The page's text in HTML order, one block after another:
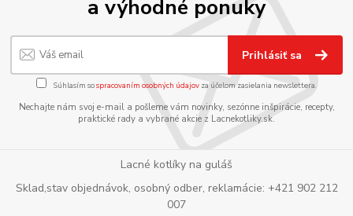
a výhodné ponuky
Prihlásiť sa
Súhlasím sospracovaním osobných údajov za účelom zasielania newslettera.
Nechajte nám svoj e-mail a pošleme vám novinky, sezónne inšpirácie, recepty,
praktické rady a vybrané akcie z Lacnekotliky.sk.
Lacné kotlíky na guláš
Sklad,stav objednávok, osobný odber, reklamácie: +421 902 212
007